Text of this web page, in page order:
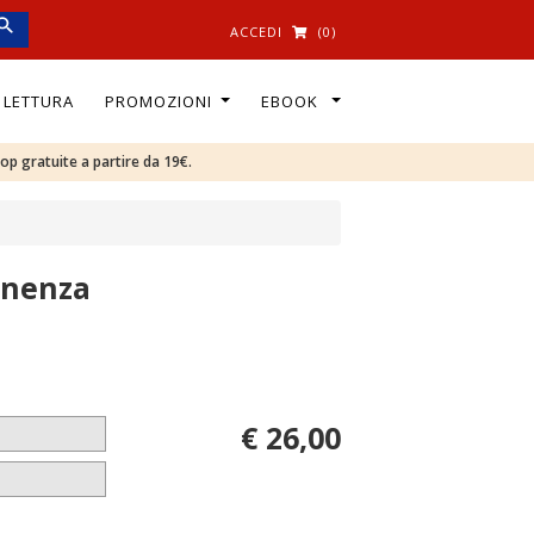
ACCEDI (0)
PROMOZIONI EBOOK
gratuite a partire da 19€.
€ 26,00